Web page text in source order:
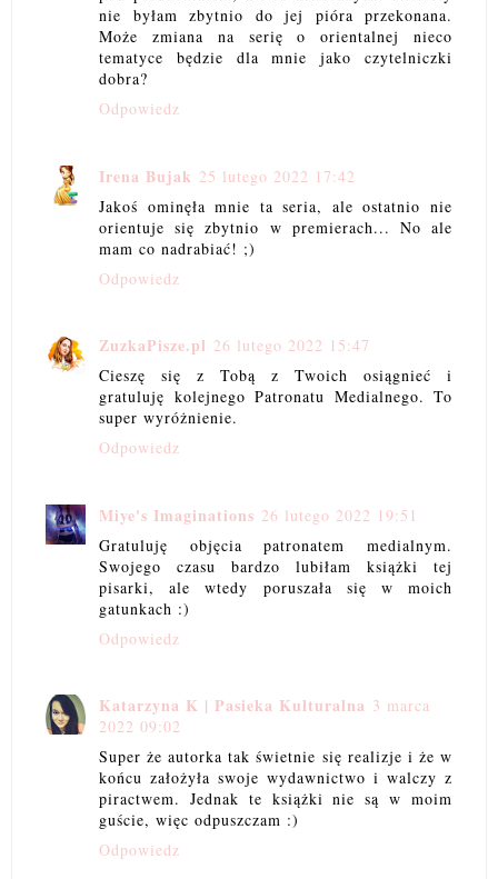
nie byłam zbytnio do jej pióra przekonana.
Może zmiana na serię o orientalnej nieco
tematyce będzie dla mnie jako czytelniczki
dobra?
Odpowiedz
Irena Bujak 25 lutego 2022 17:42
Jakoś ominęła mnie ta seria, ale ostatnio nie
orientuje się zbytnio w premierach... No ale
mam co nadrabiać! ;)
Odpowiedz
ZuzkaPisze.pl 26 lutego 2022 15:47
Cieszę się z Tobą z Twoich osiągnieć i
gratuluję kolejnego Patronatu Medialnego. To
super wyróżnienie.
Odpowiedz
Miye's Imaginations 26 lutego 2022 19:51
Gratuluję objęcia patronatem medialnym.
Swojego czasu bardzo lubiłam książki tej
pisarki, ale wtedy poruszała się w moich
gatunkach :)
Odpowiedz
Katarzyna K | Pasieka Kulturalna 3 marca
2022 09:02
Super że autorka tak świetnie się realizje i że w
końcu założyła swoje wydawnictwo i walczy z
piractwem. Jednak te książki nie są w moim
guście, więc odpuszczam :)
Odpowiedz